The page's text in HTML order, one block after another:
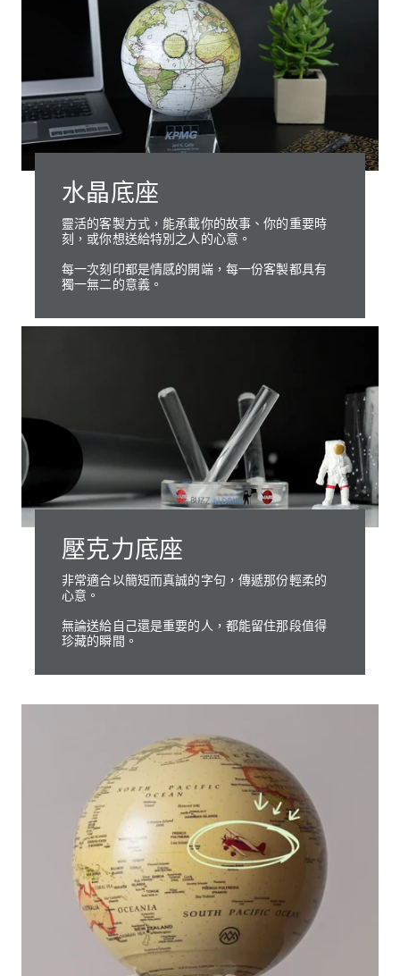
水晶底座
靈活的客製方式，能承載你的故事、你的重要時
刻，或你想送給特別之人的心意。
每一次刻印都是情感的開端，每一份客製都具有
獨一無二的意義。
壓克力底座
非常適合以簡短而真誠的字句，傳遞那份輕柔的
心意。
無論送給自己還是重要的人，都能留住那段值得
珍藏的瞬間。